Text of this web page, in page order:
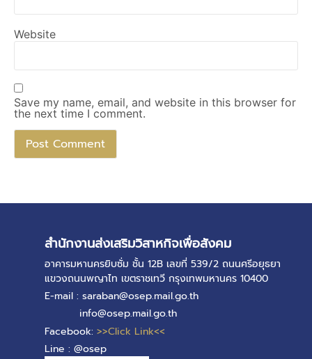
Website
Save my name, email, and website in this browser for
the next time I comment.
สำนักงานส่งเสริมวิสาหกิจเพื่อสังคม
อาคารมหานครยิบซั่ม ชั้น 12B เลขที่ 539/2 ถนนศรีอยุธยา
แขวงถนนพญาไท เขตราชเทวี กรุงเทพมหานคร 10400
E-mail : saraban@osep.mail.go.th
info@osep.mail.go.th
Facebook: >>Click Link<<
Line : @osep